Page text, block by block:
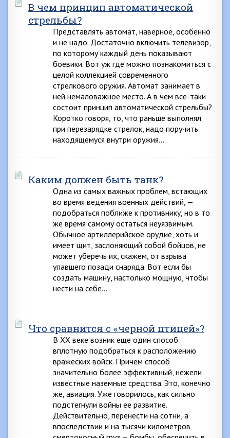
В чем принцип автоматической
стрельбы?
Представлять автомат, наверное, особенно
и не надо. Достаточно включить телевизор,
по которому каждый день показывают
боевики. Вот уж где можно познакомиться с
целой коллекцией современного
стрелкового оружия. Автомат занимает в
ней немаловажное место. А в чем все-таки
состоит принцип автоматической стрельбы?
Коротко говоря, то, что раньше выполнял
при перезарядке стрелок, надо поручить
находящемуся внутри оружия…
Каким должен быть танк?
Одна из самых важных проблем, встающих
во время ведения военных действий, —
подобраться поближе к противнику, но в то
же время самому остаться неуязвимым.
Обычное артиллерийское орудие, хоть и
имеет щит, заслоняющий собой бойцов, не
может уберечь их, скажем, от взрыва
упавшего позади снаряда. Вот если бы
создать машину, настолько мощную, чтобы
нести на себе…
Что сравнится с «черной птицей»?
В XX веке возник еще один способ
вплотную подобраться к расположению
вражеских войск. Причем способ
значительно более эффективный, нежели
известные наземные средства. Это, конечно
же, авиация. Уже говорилось, как сильно
подстегнули войны ее развитие.
Действительно, перенести на сотни, а
впоследствии и на тысячи километров